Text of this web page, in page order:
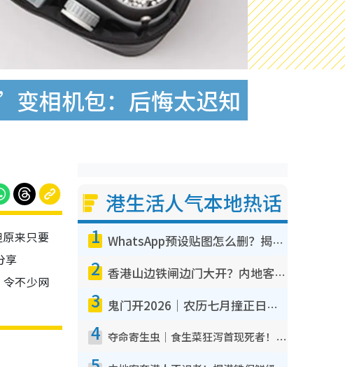
相机包：后悔太迟知
来只要
享
不少网
港生活人气本地热话
1 WhatsApp预设贴图怎么删？揭秘1招“反向操作”还原简洁界面 附3步实测教程
2 香港山边铁闸边门大开？内地客困惑意义何在！网友神回复：这种叫法理性防御
3 鬼门开2026｜农历七月撞正日全食特别邪？专家警告切忌做一事！揭4大禁忌+2招保平安
4 夺命寄生虫｜食生菜狂泻首现死者！疫潮恶化录1.8万宗病例 揭洗菜3大谬误